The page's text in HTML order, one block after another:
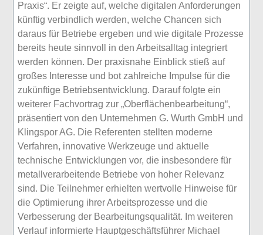
Praxis“. Er zeigte auf, welche digitalen Anforderungen
künftig verbindlich werden, welche Chancen sich
daraus für Betriebe ergeben und wie digitale Prozesse
bereits heute sinnvoll in den Arbeitsalltag integriert
werden können. Der praxisnahe Einblick stieß auf
großes Interesse und bot zahlreiche Impulse für die
zukünftige Betriebsentwicklung. Darauf folgte ein
weiterer Fachvortrag zur „Oberflächenbearbeitung“,
präsentiert von den Unternehmen G. Wurth GmbH und
Klingspor AG. Die Referenten stellten moderne
Verfahren, innovative Werkzeuge und aktuelle
technische Entwicklungen vor, die insbesondere für
metallverarbeitende Betriebe von hoher Relevanz
sind. Die Teilnehmer erhielten wertvolle Hinweise für
die Optimierung ihrer Arbeitsprozesse und die
Verbesserung der Bearbeitungsqualität. Im weiteren
Verlauf informierte Hauptgeschäftsführer Michael